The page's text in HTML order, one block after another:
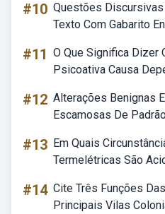
#10 Questões
Texto Com Gabarito
#11 O Que Significa Dizer
Psicoativa Causa
#12 Alterações Benignas
Escamosas De
#13 Em Quais
Termelétricas São
#14 Cite Três Funções
Principais Vilas